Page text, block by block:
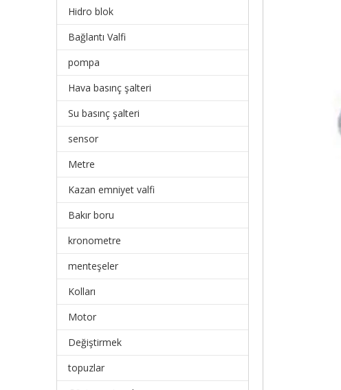
Hidro blok
Bağlantı Valfi
pompa
Hava basınç şalteri
Su basınç şalteri
sensor
Metre
Kazan emniyet valfi
Bakır boru
kronometre
menteşeler
Kolları
Motor
Değiştirmek
topuzlar